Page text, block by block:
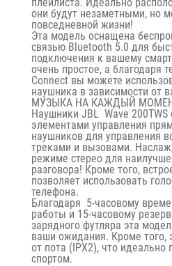
они будут незаметными, но
повседневной жизни!
Эта модель оснащена
связью Bluetooth 5.0 для
подключения к вашему
очень простое, а благодаря
Connect вы можете
наушника в зависимости от
МУЗЫКА НА КАЖДЫЙ
Наушники JBL Wave 200TWS
элементами управления
наушников для управления
треками и вызовами.
режиме стерео для
разговора! Кроме того,
позволяет использовать
телефона.
Благодаря 5-часовому
работы и 15-часовому
зарядного футляра эта
ваши ожидания. Кроме того,
от пота (IPX2), что идеально
спортом.